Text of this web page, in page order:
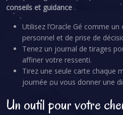
conseils et guidance .
Utilisez l’Oracle Gé comme
personnel et de prise de
Tenez un journal de tirages
affiner votre ressenti.
Tirez une seule carte chaque
journée ou vous donner une
Un outil pour votre